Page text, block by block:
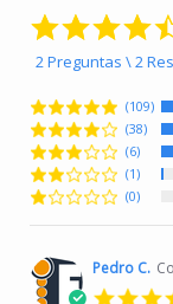
2 Preguntas \ 2
(109)
(38)
(6)
(1)
(0)
Pedro C.